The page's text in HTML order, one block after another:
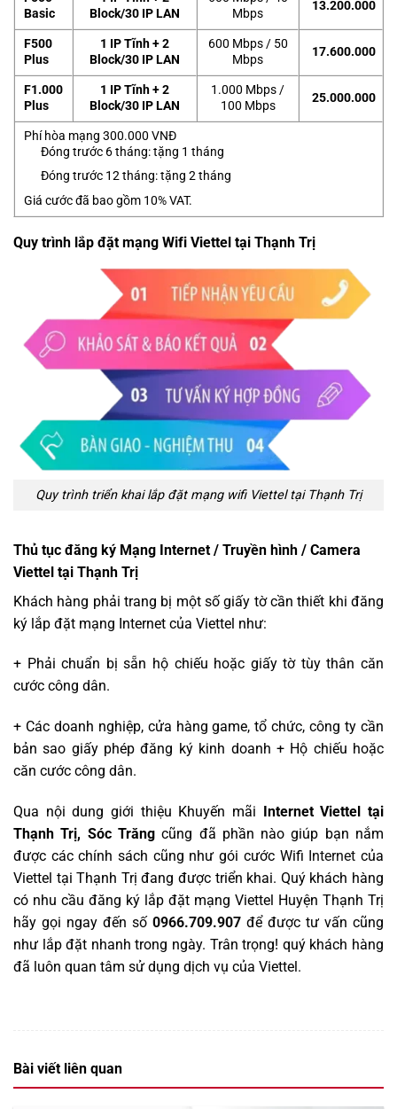
Basic
Block/30 IP LAN
Mbps
13.200.000
F500
Plus
1 IP Tĩnh + 2
Block/30 IP LAN
600 Mbps / 50
Mbps
17.600.000
F1.000
Plus
1 IP Tĩnh + 2
Block/30 IP LAN
1.000 Mbps /
100 Mbps
25.000.000
Phí hòa mạng 300.000 VNĐ
Đóng trước 6 tháng: tặng 1 tháng
Đóng trước 12 tháng: tặng 2 tháng
Giá cước đã bao gồm 10% VAT.
Quy trình lắp đặt mạng Wifi Viettel tại Thạnh Trị
Quy trình triển khai lắp đặt mạng wifi Viettel tại Thạnh Trị
Thủ tục đăng ký Mạng Internet / Truyền hình / Camera
Viettel tại Thạnh Trị
Khách hàng phải trang bị một số giấy tờ cần thiết khi đăng
ký lắp đặt mạng Internet của Viettel như:
+ Phải chuẩn bị sẵn hộ chiếu hoặc giấy tờ tùy thân căn
cước công dân.
+ Các doanh nghiệp, cửa hàng game, tổ chức, công ty cần
bản sao giấy phép đăng ký kinh doanh + Hộ chiếu hoặc
căn cước công dân.
Qua nội dung giới thiệu Khuyến mãi Internet Viettel tại
Thạnh Trị, Sóc Trăngcũng đã phần nào giúp bạn nắm
được các chính sách cũng như gói cước Wifi Internet của
Viettel tại Thạnh Trị đang được triển khai. Quý khách hàng
có nhu cầu đăng ký lắp đặt mạng Viettel Huyện Thạnh Trị
hãy gọi ngay đến số 0966.709.907 để được tư vấn cũng
như lắp đặt nhanh trong ngày. Trân trọng! quý khách hàng
đã luôn quan tâm sử dụng dịch vụ của Viettel.
Bài viết liên quan